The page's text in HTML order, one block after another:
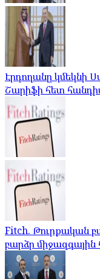
Էրդողանը կմեկնի
Շարիֆի հետ
Fitch. Թուրքական
բարձր միջազգային